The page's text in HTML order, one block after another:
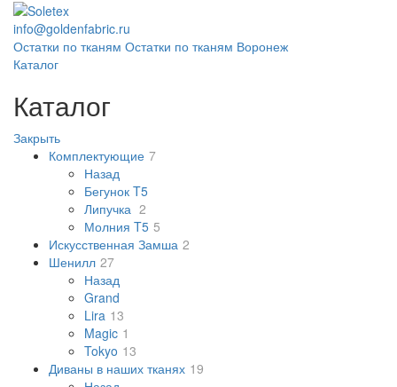
info@goldenfabric.ru
Остатки по тканям Остатки по тканям Воронеж
Каталог
Каталог
Закрыть
Комплектующие 7
Назад
Бегунок T5
Липучка 2
Молния T5 5
Искусственная Замша 2
Шенилл 27
Назад
Grand
Lira 13
Magic 1
Tokyo 13
Диваны в наших тканях 19